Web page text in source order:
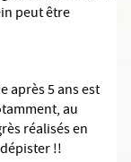
peut être
après 5 ans est
au
réalisés en
!!